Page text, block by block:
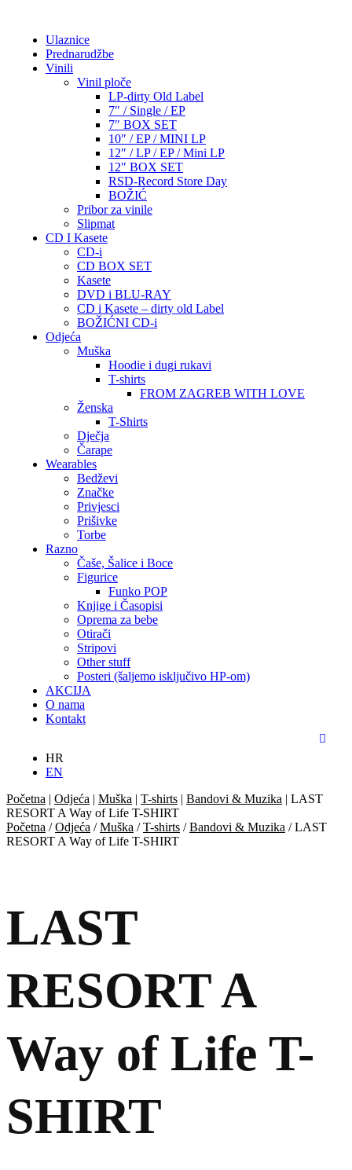
Ulaznice
Prednarudžbe
Vinili
Vinil ploče
LP-dirty Old Label
7″ / Single / EP
7″ BOX SET
10″ / EP / MINI LP
12″ / LP / EP / Mini LP
12″ BOX SET
RSD-Record Store Day
BOŽIĆ
Pribor za vinile
Slipmat
CD I Kasete
CD-i
CD BOX SET
Kasete
DVD i BLU-RAY
CD i Kasete – dirty old Label
BOŽIĆNI CD-i
Odjeća
Muška
Hoodie i dugi rukavi
T-shirts
FROM ZAGREB WITH LOVE
Ženska
T-Shirts
Dječja
Čarape
Wearables
Bedževi
Značke
Privjesci
Prišivke
Torbe
Razno
Čaše, Šalice i Boce
Figurice
Funko POP
Knjige i Časopisi
Oprema za bebe
Otirači
Stripovi
Other stuff
Posteri (šaljemo isključivo HP-om)
AKCIJA
O nama
Kontakt
HR
EN
Početna | Odjeća | Muška | T-shirts | Bandovi & Muzika | LAST
RESORT A Way of Life T-SHIRT
Početna /Odjeća /Muška /T-shirts /Bandovi & Muzika / LAST
RESORT A Way of Life T-SHIRT
LAST
RESORT A
Way of Life T-
SHIRT